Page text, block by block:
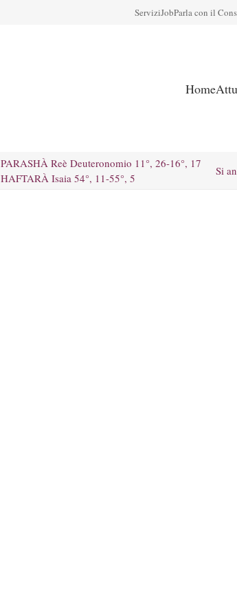
ServiziJobParla con il
Home
PARASHÀ Reè Deuteronomio 11°, 26-16°, 17
HAFTARÀ Isaia 54°, 11-55°, 5
Si